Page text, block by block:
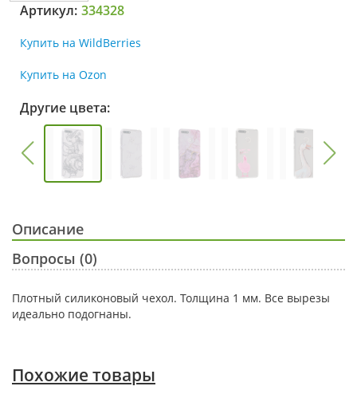
Артикул: 334328
Купить на WildBerries
Купить на Ozon
Другие цвета:
Описание
Вопросы (0)
Плотный силиконовый чехол. Толщина 1 мм. Все вырезы
идеально подогнаны.
Похожие товары